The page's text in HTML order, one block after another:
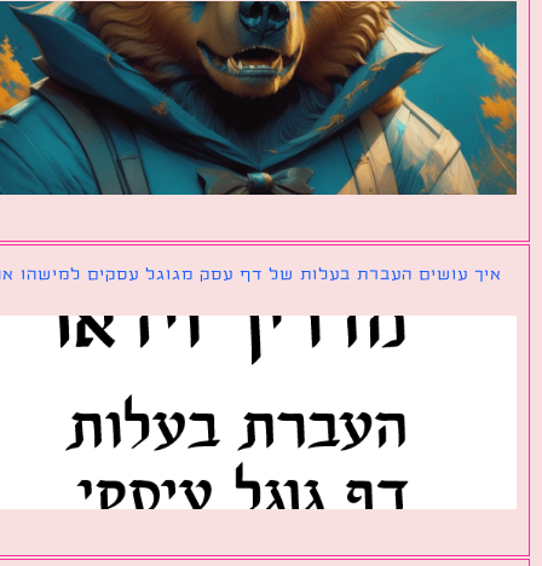
עושים העברת בעלות של דף עסק מגוגל עסקים למישהו אחר?